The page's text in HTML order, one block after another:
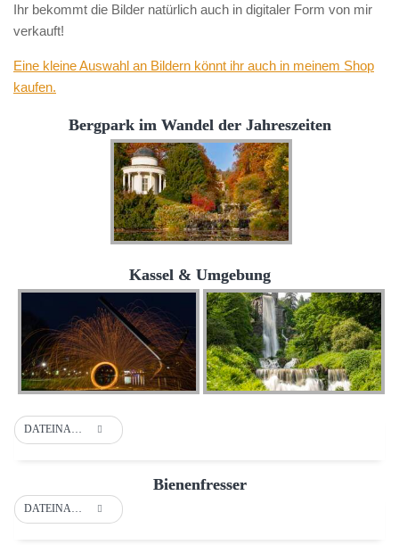
Ihr bekommt die Bilder natürlich auch in digitaler Form von mir
verkauft!
Eine kleine Auswahl an Bildern könnt ihr auch in meinem Shop
kaufen.
Bergpark im Wandel der Jahreszeiten
Kassel & Umgebung
Bienenfresser